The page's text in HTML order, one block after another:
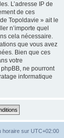
L’adresse IP de
de ces
Topoldavie » ait le
n’importe quel
cela nécessaire.
que vous avez
Bien que ces
votre
ne pourront
informatique
horaire sur UTC+02:00